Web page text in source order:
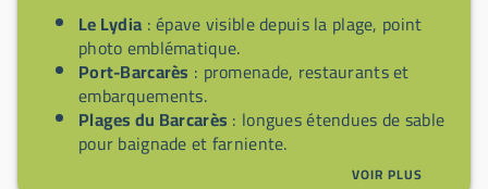
Le Lydia : épave visible depuis la plage, point
photo emblématique.
Port-Barcarès : promenade, restaurants et
embarquements.
Plages du Barcarès : longues étendues de sable
pour baignade et farniente.
: observationVOIR PLUS